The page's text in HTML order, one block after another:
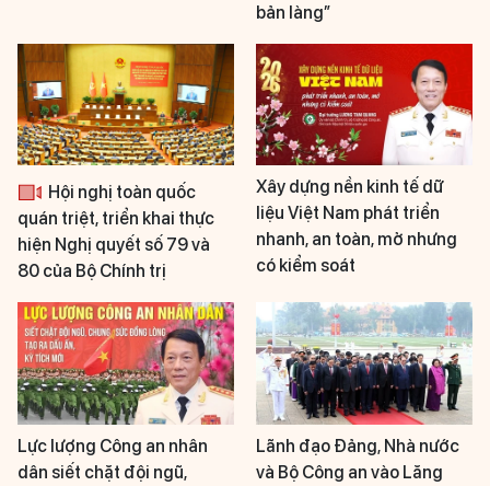
bản làng”
Hội nghị toàn quốc
quán triệt, triển khai thực
hiện Nghị quyết số 79 và
80 của Bộ Chính trị
Xây dựng nền kinh tế dữ
liệu Việt Nam phát triển
nhanh, an toàn, mở nhưng
có kiểm soát
Lực lượng Công an nhân
dân siết chặt đội ngũ,
Lãnh đạo Đảng, Nhà nước
và Bộ Công an vào Lăng